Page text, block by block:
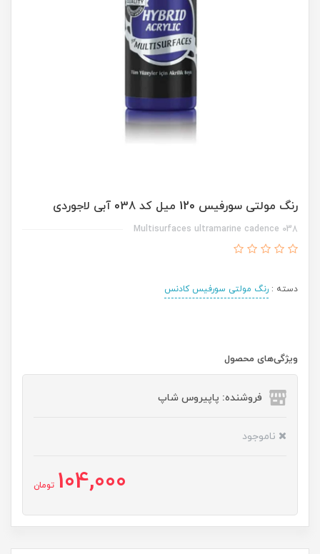
رنگ مولتی سورفیس 120 میل کد 038 آبی لاجوردی
Multisurfaces ultramarine cadence 038
دسته : رنگ مولتی سورفیس کادنس
ویژگی‌های محصول
فروشنده: پاپیروس شاپ
ناموجود
104,000 تومان